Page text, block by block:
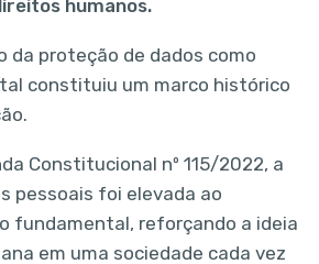
humanos.
da proteção de dados como
constituiu um marco histórico
Constitucional nº 115/2022, a
pessoais foi elevada ao
fundamental, reforçando a ideia
em uma sociedade cada vez